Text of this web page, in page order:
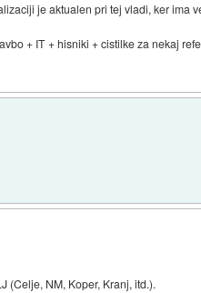
je aktualen pri tej vladi, ker ima
+ IT + hisniki + cistilke za nekaj
(Celje, NM, Koper, Kranj, itd.).